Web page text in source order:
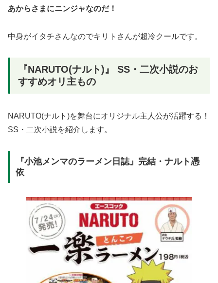
あからさまにニンジャなのだ！
中身がイタチさんなのでキリトさんが超冷クールです。
『NARUTO(ナルト)』 SS・二次小説のお
すすめオリ主もの
NARUTO(ナルト)を舞台にオリジナル主人公が活躍する！
SS・二次小説を紹介します。
『小池メンマのラーメン日誌』完結・ナルト憑
依